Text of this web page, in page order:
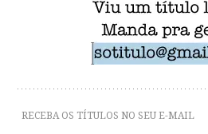
navigation
RECEBA OS TÍTULOS NO SEU E-MAIL